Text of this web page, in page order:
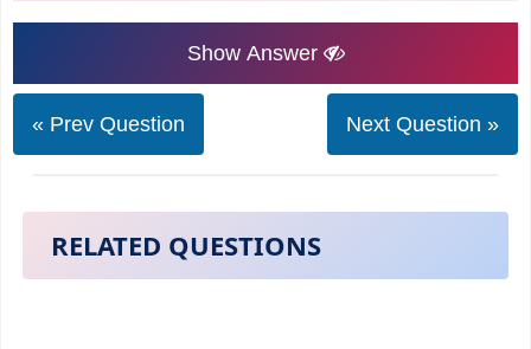
Show Answer
« Prev Question Next Question »
RELATED QUESTIONS